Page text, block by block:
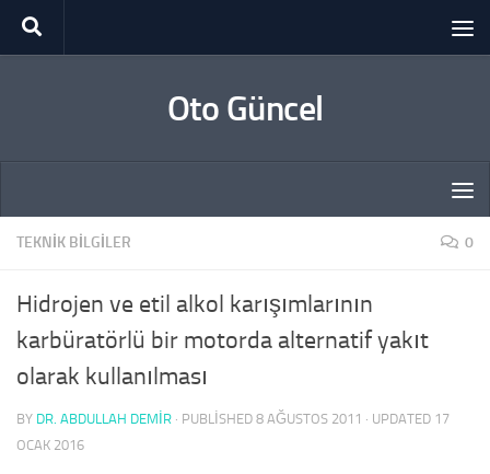
Skip to content
Oto Güncel
TEKNIK BILGILER 0
Hidrojen ve etil alkol karışımlarının
karbüratörlü bir motorda alternatif yakıt
olarak kullanılması
BY DR. ABDULLAH DEMİR · PUBLISHED 8 AĞUSTOS 2011 · UPDATED 17
OCAK 2016